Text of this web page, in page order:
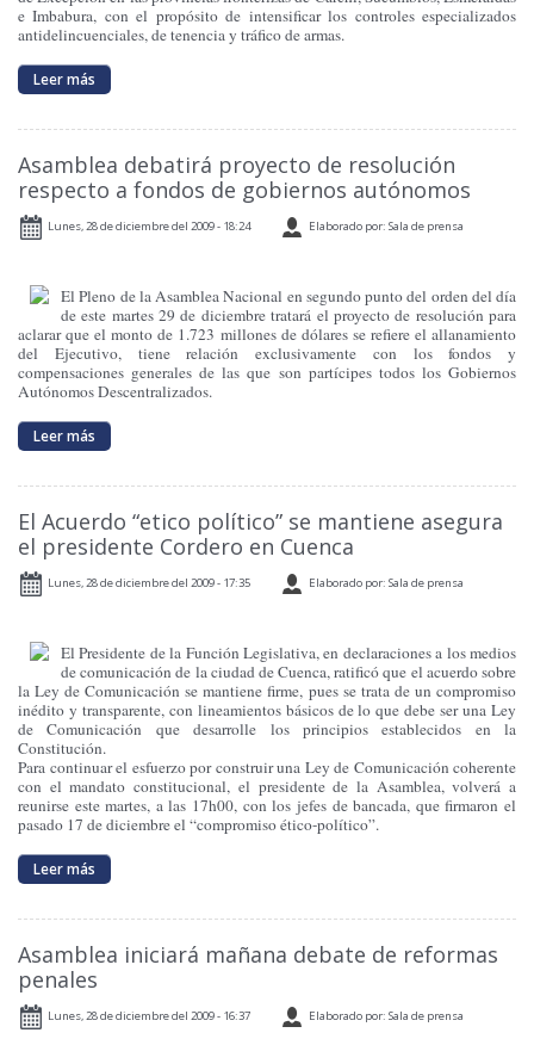
e Imbabura, con el propósito de intensificar los controles especializados
antidelincuenciales, de tenencia y tráfico de armas.
Leer más
Asamblea debatirá proyecto de resolución
respecto a fondos de gobiernos autónomos
Lunes, 28 de diciembre del 2009 - 18:24 Elaborado por: Sala de prensa
El Pleno de la Asamblea Nacional en segundo punto del orden del día
de este martes 29 de diciembre tratará el proyecto de resolución para
aclarar que el monto de 1.723 millones de dólares se refiere el allanamiento
del Ejecutivo, tiene relación exclusivamente con los fondos y
compensaciones generales de las que son partícipes todos los Gobiernos
Autónomos Descentralizados.
Leer más
El Acuerdo “etico político” se mantiene asegura
el presidente Cordero en Cuenca
Lunes, 28 de diciembre del 2009 - 17:35 Elaborado por: Sala de prensa
El Presidente de la Función Legislativa, en declaraciones a los medios
de comunicación de la ciudad de Cuenca, ratificó que el acuerdo sobre
la Ley de Comunicación se mantiene firme, pues se trata de un compromiso
inédito y transparente, con lineamientos básicos de lo que debe ser una Ley
de Comunicación que desarrolle los principios establecidos en la
Constitución.
Para continuar el esfuerzo por construir una Ley de Comunicación coherente
con el mandato constitucional, el presidente de la Asamblea, volverá a
reunirse este martes, a las 17h00, con los jefes de bancada, que firmaron el
pasado 17 de diciembre el “compromiso ético-político”.
Leer más
Asamblea iniciará mañana debate de reformas
penales
Lunes, 28 de diciembre del 2009 - 16:37 Elaborado por: Sala de prensa